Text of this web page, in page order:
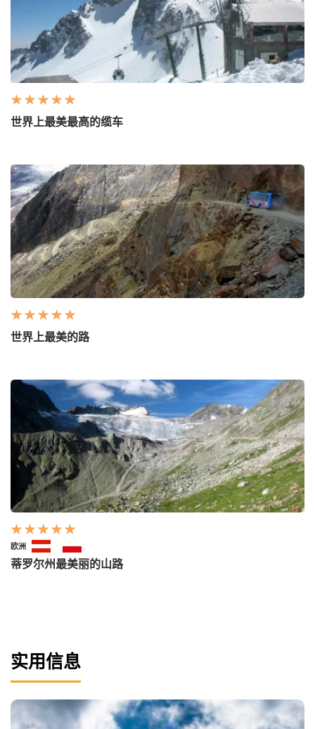
世界上最美最高的缆车
世界上最美的路
欧洲
蒂罗尔州最美丽的山路
实用信息